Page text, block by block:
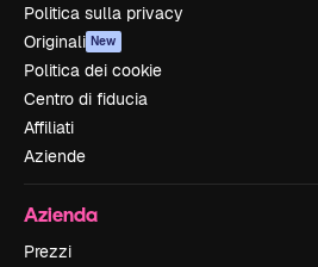
Politica sulla privacy
Originali New
Politica dei cookie
Centro di fiducia
Affiliati
Aziende
Azienda
Prezzi